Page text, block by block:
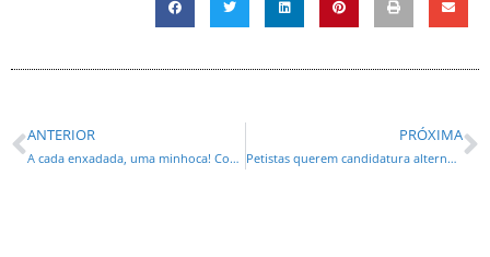
ANTERIOR
A cada enxadada, uma minhoca! Corinthians pagou R$ 500 mil a filho de Lula. Ninguém sabe por quê!*
PRÓXIMA
Petistas querem candidatura alternativa de Mirian Gonçalves